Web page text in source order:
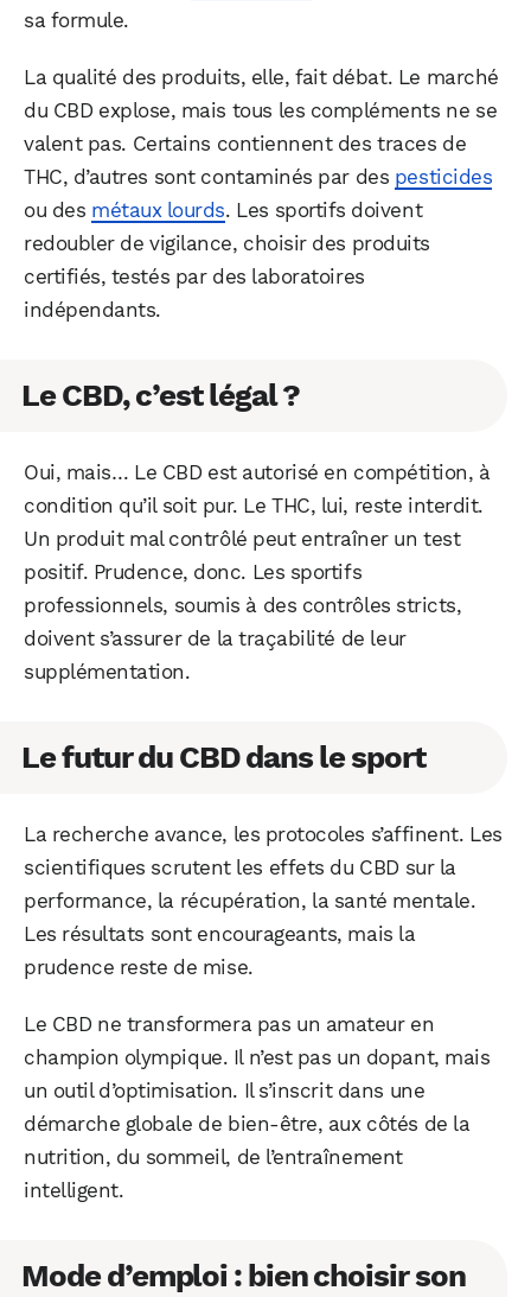
sa formule.
La qualité des produits, elle, fait débat. Le marché
du CBD explose, mais tous les compléments ne se
valent pas. Certains contiennent des traces de
THC, d’autres sont contaminés par des pesticides
ou des métaux lourds. Les sportifs doivent
redoubler de vigilance, choisir des produits
certifiés, testés par des laboratoires
indépendants.
Le CBD, c’est légal ?
Oui, mais… Le CBD est autorisé en compétition, à
condition qu’il soit pur. Le THC, lui, reste interdit.
Un produit mal contrôlé peut entraîner un test
positif. Prudence, donc. Les sportifs
professionnels, soumis à des contrôles stricts,
doivent s’assurer de la traçabilité de leur
supplémentation.
Le futur du CBD dans le sport
La recherche avance, les protocoles s’affinent. Les
scientifiques scrutent les effets du CBD sur la
performance, la récupération, la santé mentale.
Les résultats sont encourageants, mais la
prudence reste de mise.
Le CBD ne transformera pas un amateur en
champion olympique. Il n’est pas un dopant, mais
un outil d’optimisation. Il s’inscrit dans une
démarche globale de bien-être, aux côtés de la
nutrition, du sommeil, de l’entraînement
intelligent.
Mode d’emploi : bien choisir son